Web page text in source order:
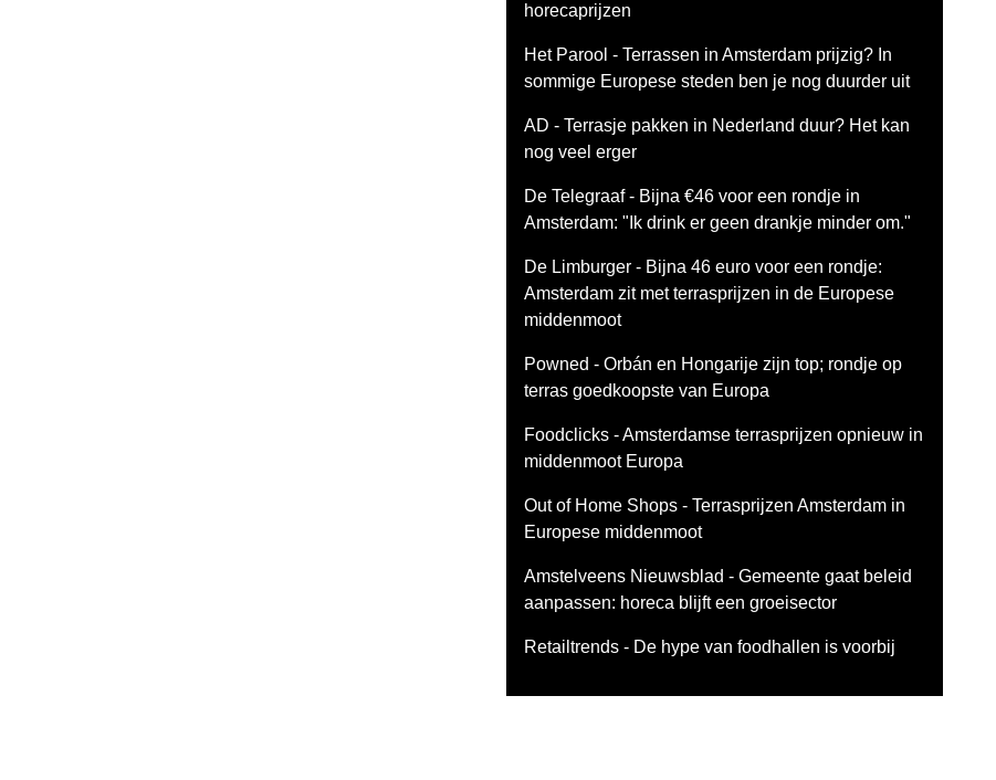
horecaprijzen
Het Parool - Terrassen in Amsterdam prijzig? In
sommige Europese steden ben je nog duurder uit
AD - Terrasje pakken in Nederland duur? Het kan
nog veel erger
De Telegraaf - Bijna €46 voor een rondje in
Amsterdam: "Ik drink er geen drankje minder om."
De Limburger - Bijna 46 euro voor een rondje:
Amsterdam zit met terrasprijzen in de Europese
middenmoot
Powned - Orbán en Hongarije zijn top; rondje op
terras goedkoopste van Europa
Foodclicks - Amsterdamse terrasprijzen opnieuw in
middenmoot Europa
Out of Home Shops - Terrasprijzen Amsterdam in
Europese middenmoot
Amstelveens Nieuwsblad - Gemeente gaat beleid
aanpassen: horeca blijft een groeisector
Retailtrends - De hype van foodhallen is voorbij